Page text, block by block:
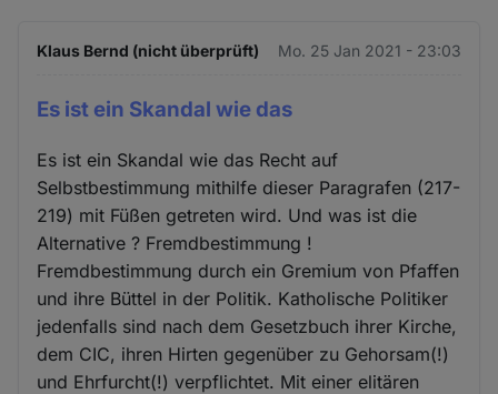
Klaus Bernd (nicht überprüft) Mo. 25 Jan 2021 - 23:03
Es ist ein Skandal wie das
Es ist ein Skandal wie das Recht auf
Selbstbestimmung mithilfe dieser Paragrafen (217-
219) mit Füßen getreten wird. Und was ist die
Alternative ? Fremdbestimmung !
Fremdbestimmung durch ein Gremium von Pfaffen
und ihre Büttel in der Politik. Katholische Politiker
jedenfalls sind nach dem Gesetzbuch ihrer Kirche,
dem CIC, ihren Hirten gegenüber zu Gehorsam(!)
und Ehrfurcht(!) verpflichtet. Mit einer elitären